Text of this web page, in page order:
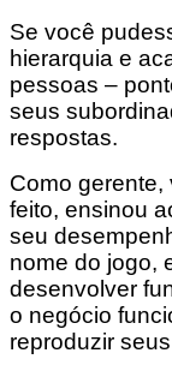
Se você
hierarquia e
pessoas –
seus
respostas.
Como
feito, ensinou
seu
nome do jogo,
desenvolver
o negócio
reproduzir